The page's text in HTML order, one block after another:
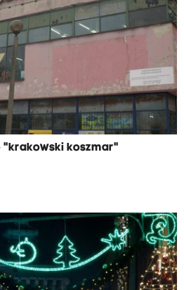
"krakowski koszmar"